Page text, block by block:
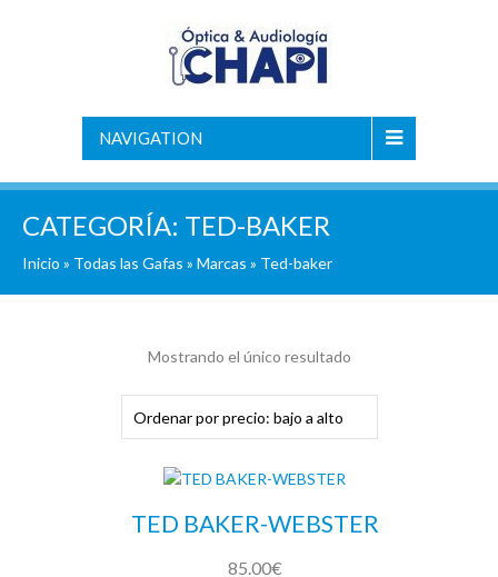
NAVIGATION
CATEGORÍA: TED-BAKER
Inicio » Todas las Gafas » Marcas » Ted-baker
Mostrando el único resultado
TED BAKER-WEBSTER
85.00€